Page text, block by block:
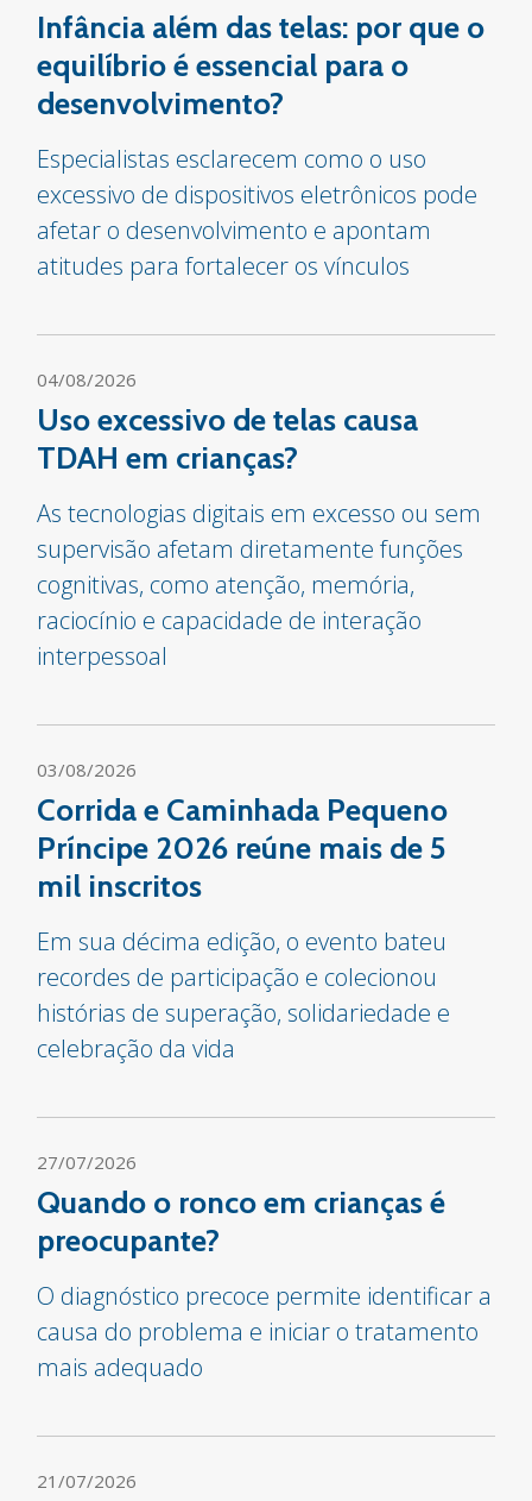
Infância além das telas: por que o
equilíbrio é essencial para o
desenvolvimento?
Especialistas esclarecem como o uso
excessivo de dispositivos eletrônicos pode
afetar o desenvolvimento e apontam
atitudes para fortalecer os vínculos
04/08/2026
Uso excessivo de telas causa
TDAH em crianças?
As tecnologias digitais em excesso ou sem
supervisão afetam diretamente funções
cognitivas, como atenção, memória,
raciocínio e capacidade de interação
interpessoal
03/08/2026
Corrida e Caminhada Pequeno
Príncipe 2026 reúne mais de 5
mil inscritos
Em sua décima edição, o evento bateu
recordes de participação e colecionou
histórias de superação, solidariedade e
celebração da vida
27/07/2026
Quando o ronco em crianças é
preocupante?
O diagnóstico precoce permite identificar a
causa do problema e iniciar o tratamento
mais adequado
21/07/2026